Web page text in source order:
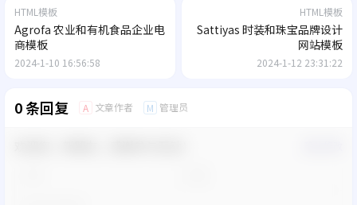
HTML模板
Agrofa 农业和有机食品企业电
商模板
2024-1-10 16:56:58
HTML模板
Sattiyas 时装和珠宝品牌设计
网站模板
2024-1-12 23:31:22
0 条回复 A 文章作者 M 管理员